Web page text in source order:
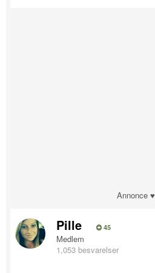
Annonce ♥
Pille 45
Medlem
1,053 besvarelser